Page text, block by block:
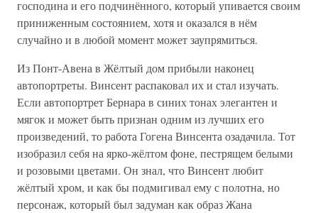
господина и его подчинённого, который упивается своим
приниженным состоянием, хотя и оказался в нём
случайно и в любой момент может заупрямиться.
Из Понт-Авена в Жёлтый дом прибыли наконец
автопортреты. Винсент распаковал их и стал изучать.
Если автопортрет Бернара в синих тонах элегантен и
мягок и может быть признан одним из лучших его
произведений, то работа Гогена Винсента озадачила. Тот
изобразил себя на ярко-жёлтом фоне, пестрящем белыми
и розовыми цветами. Он знал, что Винсент любит
жёлтый хром, и как бы подмигивал ему с полотна, но
персонаж, который был задуман как образ Жана